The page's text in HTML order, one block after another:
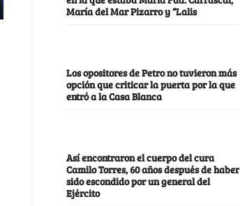
María del Mar Pizarro y “Lalis
Los opositores de Petro no tuvieron más
opción que criticar la puerta por la que
entró a la Casa Blanca
Así encontraron el cuerpo del cura
Camilo Torres, 60 años después de haber
sido escondido por un general del
Ejército